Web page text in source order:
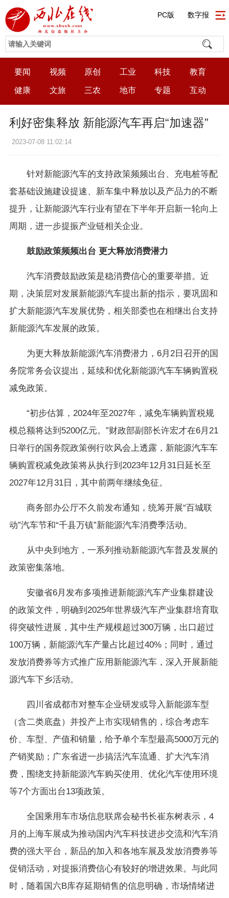
PC版 数字报
要闻 视频 原创 工业 科技 教育
健康 文旅 三农 地市 专题 互动
利好密集释放 新能源汽车再启“加速器”
2023-07-08 11:02:14
针对新能源汽车的支持政策频频出台、充电桩等配
套基础设施建设提速、新车集中释放以及产品力的不断
提升，让新能源汽车行业有望在下半年开启新一轮向上
周期，进一步提振产业链相关企业。
鼓励政策频频出台 更大释放消费潜力
汽车消费鼓励政策是稳消费信心的重要举措。近
期，决策层对发展新能源汽车提出新的指示，要巩固和
扩大新能源汽车发展优势，相关部委也在相继出台支持
新能源汽车发展的政策。
为更大释放新能源汽车消费潜力，6月2日召开的国
务院常务会议提出，延续和优化新能源汽车车辆购置税
减免政策。
“初步估算，2024年至2027年，减免车辆购置税规
模总额将达到5200亿元。”财政部副部长许宏才在6月21
日举行的国务院政策例行吹风会上透露，新能源汽车车
辆购置税减免政策将从执行到2023年12月31日延长至
2027年12月31日，其中前两年继续免征。
商务部办公厅不久前发布通知，统筹开展“百城联
动”汽车节和“千县万镇”新能源汽车消费季活动。
从中央到地方，一系列推动新能源汽车普及发展的
政策密集落地。
安徽省6月发布多项推进新能源汽车产业集群建设
的政策文件，明确到2025年世界级汽车产业集群培育取
得突破性进展，其中生产规模超过300万辆，出口超过
100万辆，新能源汽车产量占比超过40%；同时，通过
发放消费券等方式推广应用新能源汽车，深入开展新能
源汽车下乡活动。
四川省成都市对整车企业研发或导入新能源车型
（含二类底盘）并投产上市实现销售的，综合考虑车
价、车型、产值和销量，给予单个车型最高5000万元的
产销奖励；广东省进一步搞活汽车流通、扩大汽车消
费，围绕支持新能源汽车购买使用、优化汽车使用环境
等7个方面出台13项政策。
全国乘用车市场信息联席会秘书长崔东树表示，4
月的上海车展成为推动国内汽车科技进步交流和汽车消
费的强大平台，新品的加入和各地车展及发放消费券等
促销活动，对提振消费信心有较好的增进效果。与此同
时，随着国六B库存延期销售的信息明确，市场情绪进